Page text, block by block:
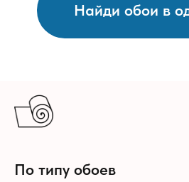
Найди обои в
По типу обоев